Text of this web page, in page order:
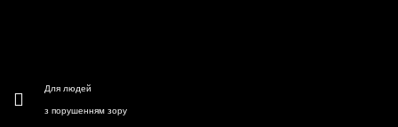
Для людей
з порушенням зору